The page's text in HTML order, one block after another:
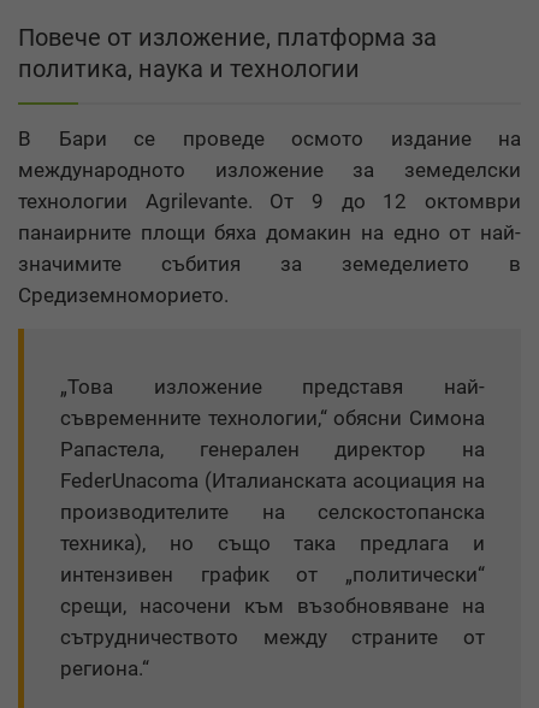
Повече от изложение, платформа за
политика, наука и технологии
В Бари се проведе осмото издание на
международното изложение за земеделски
технологии Agrilevante. От 9 до 12 октомври
панаирните площи бяха домакин на едно от най-
значимите събития за земеделието в
Средиземноморието.
„Това изложение представя най-
съвременните технологии,“ обясни Симона
Рапастела, генерален директор на
FederUnacoma (Италианската асоциация на
производителите на селскостопанска
техника), но също така предлага и
интензивен график от „политически“
срещи, насочени към възобновяване на
сътрудничеството между страните от
региона.“